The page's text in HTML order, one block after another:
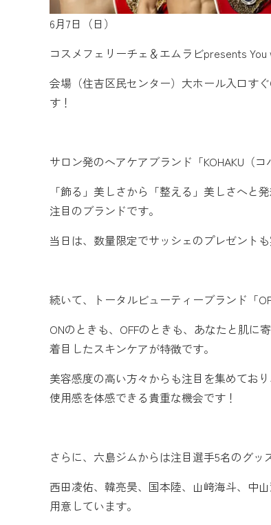
6月7日（日）
コスメフェリーチェ＆エムラビpresents You
会場（住吉区民センター）大ホール入口す
す！
サロン発のヘアケアブランド「KOHAKU（コ
「飾る」美しさから「整える」美しさへと
注目のブランドです。
当日は、数量限定でサッシェのプレゼント
続いて、トータルビューティーブランド「
ONのときも、OFFのときも、あなたと肌に
着目したスキンケアが特徴です。
美容感度の高い方々からも注目を集めてお
使用感を体感できる貴重な機会です！
さらに、六島ジムからは注目選手5名のグッ
西田凌佑、韓亮昊、国本陸、山﨑海斗、中
用意しています。